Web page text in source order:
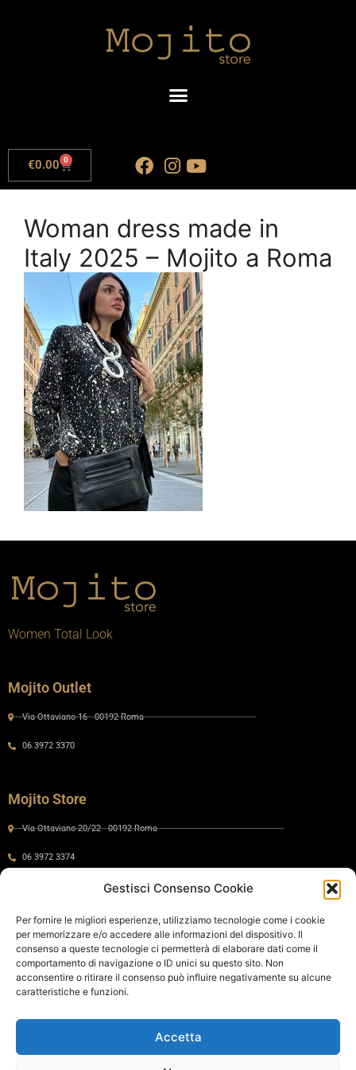
Gestisci Consenso Cookie
Per fornire le migliori esperienze, utilizziamo tecnologie come i cookie
per memorizzare e/o accedere alle informazioni del dispositivo. Il
consenso a queste tecnologie ci permetterà di elaborare dati come il
comportamento di navigazione o ID unici su questo sito. Non
acconsentire o ritirare il consenso può influire negativamente su alcune
caratteristiche e funzioni.
Accetta
€0.00 0
Woman dress made in
Italy 2025 – Mojito a Roma
Women Total Look
Mojito Outlet
Via Ottaviano 16 - 00192 Roma
06 3972 3370
Mojito Store
Via Ottaviano 20/22 - 00192 Roma
06 3972 3374
Via Ottaviano 24 - 00192 Roma
06 575 8821
Policy
Cookie Policy